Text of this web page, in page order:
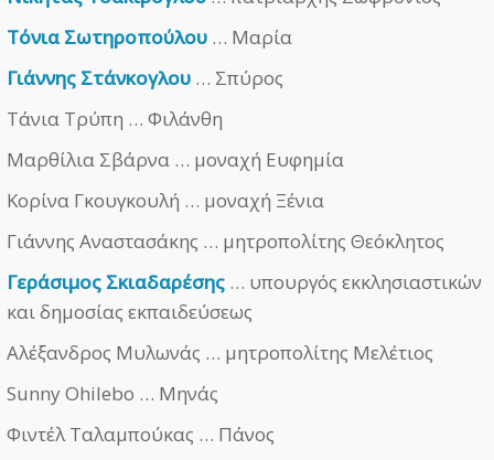
Τόνια Σωτηροπούλου … Μαρία
Γιάννης Στάνκογλου … Σπύρος
Τάνια Τρύπη … Φιλάνθη
Μαρθίλια Σβάρνα … μοναχή Ευφημία
Κορίνα Γκουγκουλή … μοναχή Ξένια
Γιάννης Αναστασάκης … μητροπολίτης Θεόκλητος
Γεράσιμος Σκιαδαρέσης … υπουργός εκκλησιαστικών
και δημοσίας εκπαιδεύσεως
Αλέξανδρος Μυλωνάς … μητροπολίτης Μελέτιος
Sunny Ohilebo … Μηνάς
Φιντέλ Ταλαμπούκας … Πάνος